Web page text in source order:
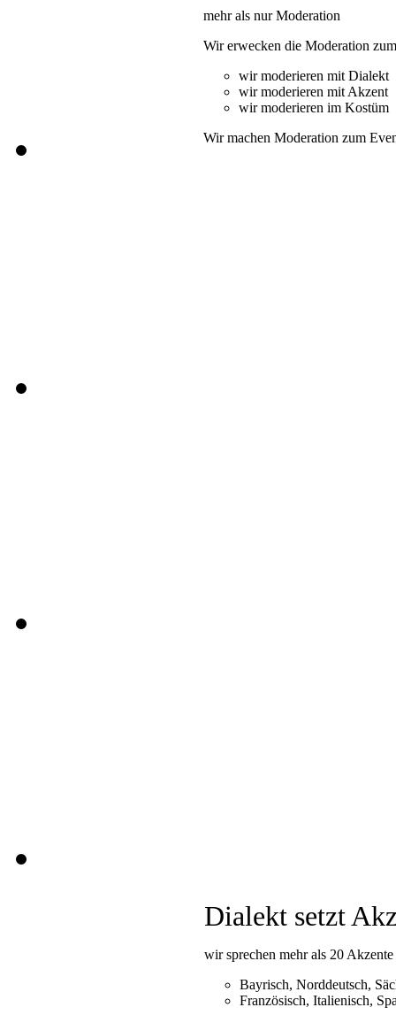
mehr als nur Moderation
Wir erwecken die Moderation
wir moderieren mit Dialekt
wir moderieren mit Akzent
wir moderieren im Kostüm
Wir machen Moderation zum
Dialekt setzt
wir sprechen mehr als 20
Bayrisch, Norddeutsch,
Französisch, Italienisch,